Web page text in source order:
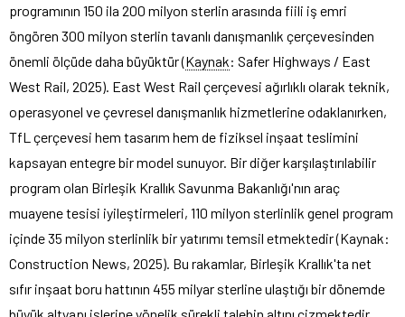
programının 150 ila 200 milyon sterlin arasında fiili iş emri
öngören 300 milyon sterlin tavanlı danışmanlık çerçevesinden
önemli ölçüde daha büyüktür (Kaynak: Safer Highways / East
West Rail, 2025). East West Rail çerçevesi ağırlıklı olarak teknik,
operasyonel ve çevresel danışmanlık hizmetlerine odaklanırken,
TfL çerçevesi hem tasarım hem de fiziksel inşaat teslimini
kapsayan entegre bir model sunuyor. Bir diğer karşılaştırılabilir
program olan Birleşik Krallık Savunma Bakanlığı'nın araç
muayene tesisi iyileştirmeleri, 110 milyon sterlinlik genel program
içinde 35 milyon sterlinlik bir yatırımı temsil etmektedir (Kaynak:
Construction News, 2025). Bu rakamlar, Birleşik Krallık'ta net
sıfır inşaat boru hattının 455 milyar sterline ulaştığı bir dönemde